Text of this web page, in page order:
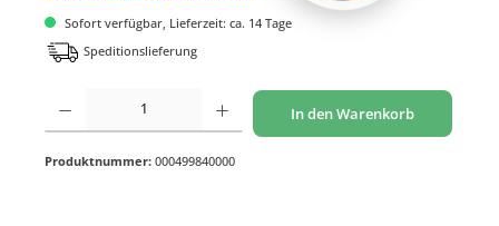
Sofort verfügbar, Lieferzeit: ca. 14 Tage
Speditionslieferung
Produkt Anzahl: Gib den gewünschten Wert ein oder benutze die Schaltflächen um
In den Warenkorb
Produktnummer: 000499840000